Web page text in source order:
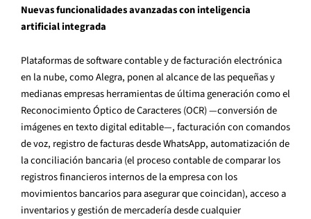
Nuevas funcionalidades avanzadas con inteligencia
artificial integrada
Plataformas de software contable y de facturación electrónica
en la nube, como Alegra, ponen al alcance de las pequeñas y
medianas empresas herramientas de última generación como el
Reconocimiento Óptico de Caracteres (OCR) —conversión de
imágenes en texto digital editable—, facturación con comandos
de voz, registro de facturas desde WhatsApp, automatización de
la conciliación bancaria (el proceso contable de comparar los
registros financieros internos de la empresa con los
movimientos bancarios para asegurar que coincidan), acceso a
inventarios y gestión de mercadería desde cualquier